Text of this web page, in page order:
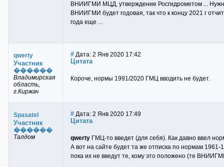
ВНИИГМИ МЦД, утверждение Росгидрометом ...
ВНИИГМИ будет годовая, так что к концу 2021 г
года еще ...
qwerty
Участник
������
Владимирская
область,
г.Киржач
# Дата: 2 Янв 2020 17:42
Цитата
Короче, нормы 1991/2020 ГМЦ вводить не будет.
Spasatel
Участник
������
Талдом
# Дата: 2 Янв 2020 17:49
Цитата
qwerty ГМЦ-то введет (для себя). Как давно ввел
А вот на сайте будет та же отписка по нормам 1961-
пока их не введут те, кому это положено (те